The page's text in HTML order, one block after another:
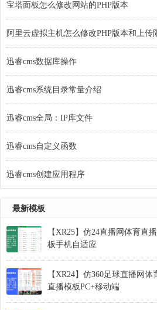
宝塔面板怎么修改网站的PHP版本
阿里云虚拟主机怎么修改PHP版本和上传
迅睿cms数据库操作
迅睿cms系统目录常量介绍
迅睿cms全局：IP库文件
迅睿cms自定义函数
迅睿cms创建应用程序
最新模板
【XR25】仿24直播网体育直
板手机自适应
【XR24】仿360足球直播网
直播模板PC+移动端